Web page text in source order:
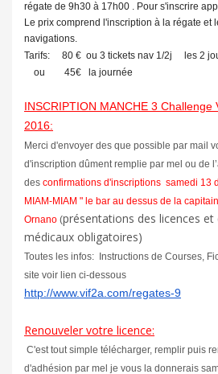
régate de 9h30 à 17h00 . Pour s'inscrire
Le prix comprend l'inscription à la régate et
navigations.
Tarifs: 80 € ou 3 tickets nav 1/2j les 2
ou 45€ la journée
INSCRIPTION MANCHE 3
2016:
Merci d'envoyer des que possible par mail
d'inscription dûment remplie par mel ou de
des confirmations d'inscriptions samedi 13
MIAM-MIAM " le bar au dessus de la
Ornano (présentations des licences
médicaux obligatoires)
Toutes les infos: Instructions de Courses,
site voir lien ci-dessous
http://www.vif2a.com/regates-9
Renouveler votre licence:
C'est tout simple télécharger, remplir puis
d'adhésion par mel je vous la donnerais